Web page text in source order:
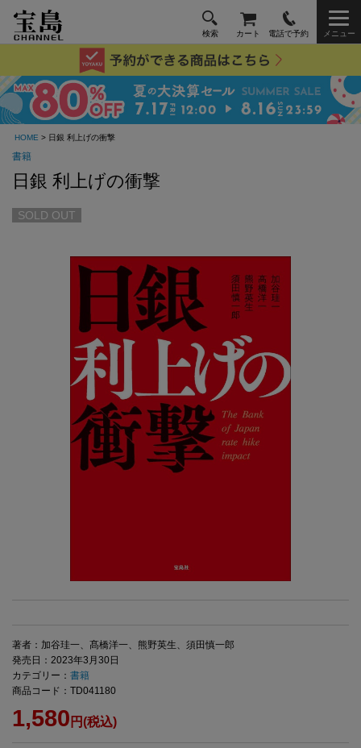
検索 カート 電話で予約 メニュー
HOME > 日銀 利上げの衝撃
書籍
日銀 利上げの衝撃
SOLD OUT
著者：加谷珪一、髙橋洋一、熊野英生、須田慎一郎
発売日：2023年3月30日
カテゴリー： 書籍
商品コード：TD041180
1,580 円(税込)